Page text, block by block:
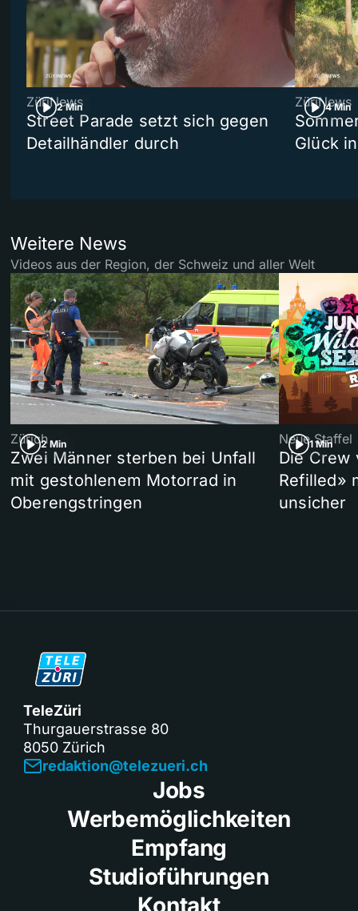
2 Min
ZüriNews
Street Parade setzt sich gegen
Detailhändler durch
4 Min
ZüriNews
Glück
Weitere News
Videos aus der Region, der Schweiz und aller Welt
2 Min
Zürich
Zwei Männer sterben bei Unfall
mit gestohlenem Motorrad in
Oberengstringen
1 Min
Neue Staffel
Die Crew
Refilled»
unsicher
TeleZüri
Thurgauerstrasse 80
8050 Zürich
redaktion@telezueri.ch
Jobs
Werbemöglichkeiten
Empfang
Studioführungen
Kontakt